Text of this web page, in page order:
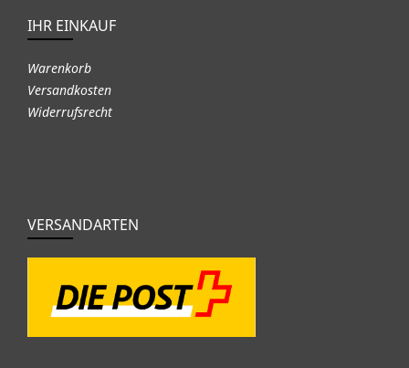
IHR EINKAUF
Warenkorb
Versandkosten
Widerrufsrecht
VERSANDARTEN